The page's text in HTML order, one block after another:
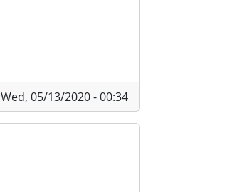
Wed, 05/13/2020 - 00:34